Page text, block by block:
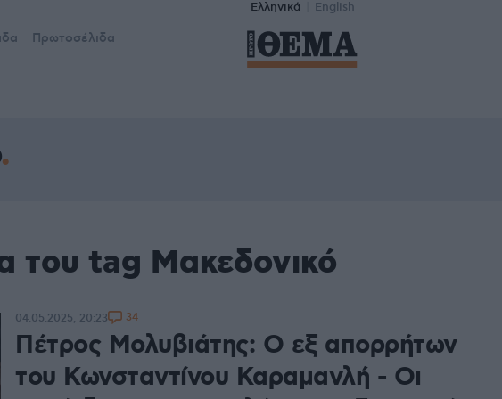
Ελληνικά English
Πρωτοσέλιδα
του tag Μακεδονικό
Πέτρος Μολυβιάτης: Ο εξ απορρήτων
του Κωνσταντίνου Καραμανλή - Οι
04.05.2025, 20:23 34